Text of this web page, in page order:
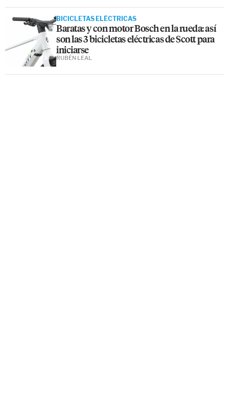
BICICLETAS ELÉCTRICAS
Baratas y con motor Bosch en la rueda: así
son las 3 bicicletas eléctricas de Scott para
iniciarse
RUBÉN LEAL